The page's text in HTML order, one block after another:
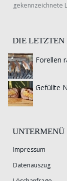
gekennzeichnete
DIE LETZTEN
Forellen
Gefüllte
UNTERMENÜ
Impressum
Datenauszug